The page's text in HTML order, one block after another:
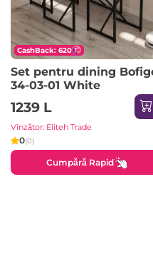
CashBack: 620
Set pentru dining
34-03-01 White
1239 L
Vînzător: Eliteh Trade
0(0)
Cumpără Rapid